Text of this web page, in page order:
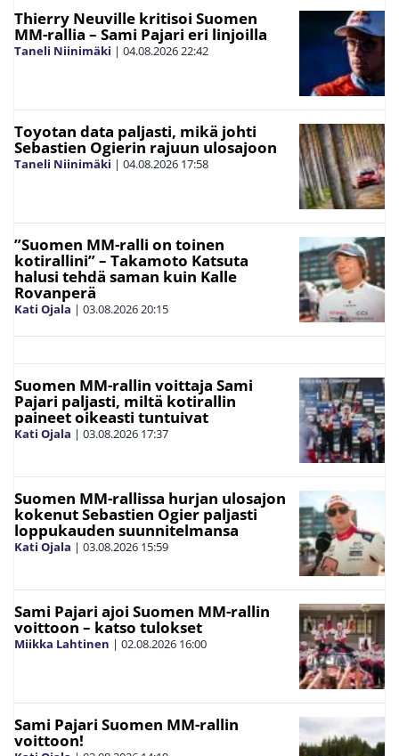
Thierry Neuville kritisoi Suomen
MM-rallia – Sami Pajari eri linjoilla
Taneli Niinimäki | 04.08.202622:42
Toyotan data paljasti, mikä johti
Sebastien Ogierin rajuun ulosajoon
Taneli Niinimäki | 04.08.2026 17:58
”Suomen MM-ralli on toinen
kotirallini” – Takamoto Katsuta
halusi tehdä saman kuin Kalle
Rovanperä
Kati Ojala | 03.08.202620:15
Suomen MM-rallin voittaja Sami
Pajari paljasti, miltä kotirallin
paineet oikeasti tuntuivat
Kati Ojala | 03.08.2026 17:37
Suomen MM-rallissa hurjan ulosajon
kokenut Sebastien Ogier paljasti
loppukauden suunnitelmansa
Kati Ojala | 03.08.2026 15:59
Sami Pajari ajoi Suomen MM-rallin
voittoon – katso tulokset
Miikka Lahtinen | 02.08.2026 16:00
Sami Pajari Suomen MM-rallin
voittoon!